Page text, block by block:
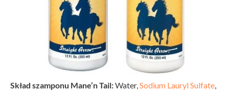
Skład szamponu Mane’n Tail:Water,Sodium Lauryl Sulfate,